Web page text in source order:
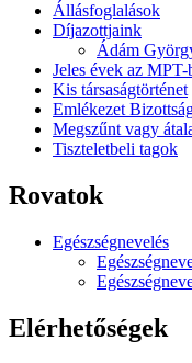
Állásfoglalások
Díjazottjaink
Ádám
Jeles évek az MPT-
Kis társaságtörténet
Emlékezet
Megszűnt vagy
Tiszteletbeli tagok
Rovatok
Egészségnevelés
Elérhetőségek